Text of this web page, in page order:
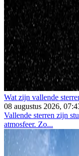
Wat zijn vallende
08 augustus 2026,
Vallende sterren zijn
atmosfeer. Zo...